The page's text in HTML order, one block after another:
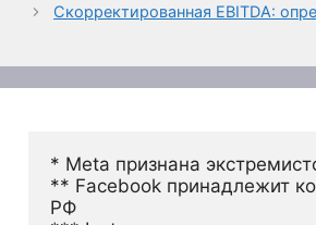
Скорректированная EBITDA:
* Meta признана
** Facebook принадлежит
РФ